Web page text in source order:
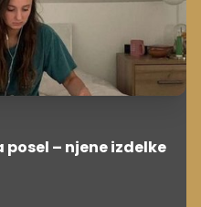
– njene izdelke